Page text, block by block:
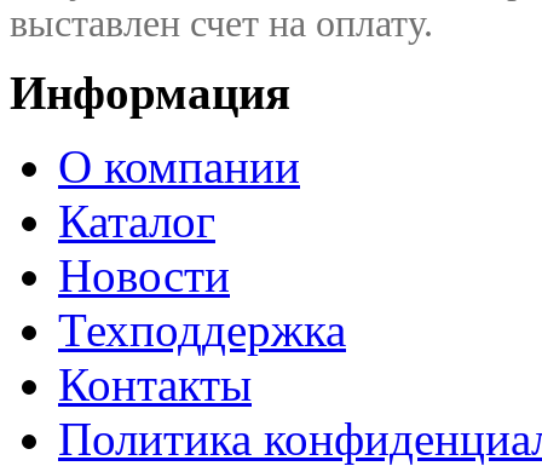
выставлен счет на оплату.
Информация
О компании
Каталог
Новости
Техподдержка
Контакты
Политика